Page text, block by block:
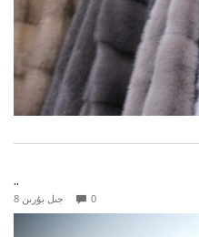
..
8 جىل بۇرىن 0